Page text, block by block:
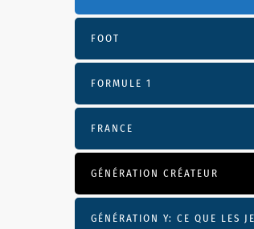
FOOT
FORMULE 1
FRANCE
GÉNÉRATION CRÉATEUR
GÉNÉRATION Y: CE QUE LES